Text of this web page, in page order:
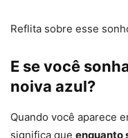
Reflita sobre esse
E se você
noiva azul?
Quando você aparece
significa que enquanto